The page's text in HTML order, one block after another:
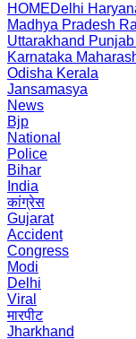
HOMEDelhi
Madhya Pradesh
Uttarakhand Punjab
Karnataka
Odisha Kerala
Jansamasya
News
Bjp
National
Police
Bihar
India
कांग्रेस
Gujarat
Accident
Congress
Modi
Delhi
Viral
मारपीट
Jharkhand